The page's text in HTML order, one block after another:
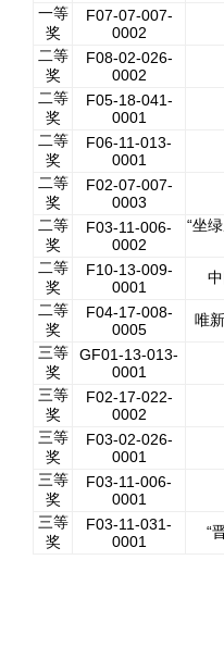
一等
奖
F07-07-007-
0002
二等
奖
F08-02-026-
0002
二等
奖
F05-18-041-
0001
二等
奖
F06-11-013-
0001
二等
奖
F02-07-007-
0003
二等
奖
F03-11-006-
0002
“坐
二等
奖
F10-13-009-
0001
二等
奖
F04-17-008-
0005
唯
三等
奖
GF01-13-013-
0001
三等
奖
F02-17-022-
0002
三等
奖
F03-02-026-
0001
三等
奖
F03-11-006-
0001
三等
奖
F03-11-031-
0001
“